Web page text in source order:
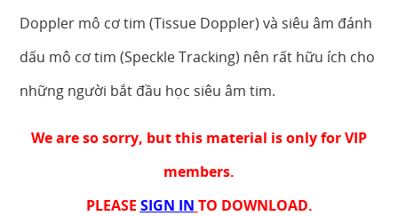
Doppler mô cơ tim (Tissue Doppler) và siêu âm đánh
dấu mô cơ tim (Speckle Tracking) nên rất hữu ích cho
những người bắt đầu học siêu âm tim.
We are so sorry, but this material is only for VIP
members.
PLEASE SIGN IN TO DOWNLOAD.